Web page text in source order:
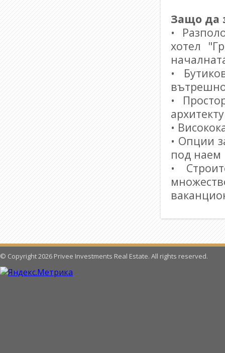
Защо да
•
хотел
•
•
•
• Опции
под наем
•
© Copyright 2026 Privee Investments Real Estate. All rights reserved.